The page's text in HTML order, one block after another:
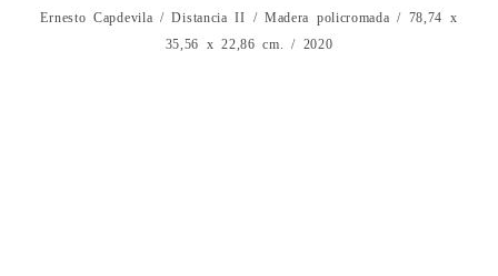
Ernesto Capdevila / Distancia II / Madera policromada / 78,74 x
35,56 x 22,86 cm. / 2020